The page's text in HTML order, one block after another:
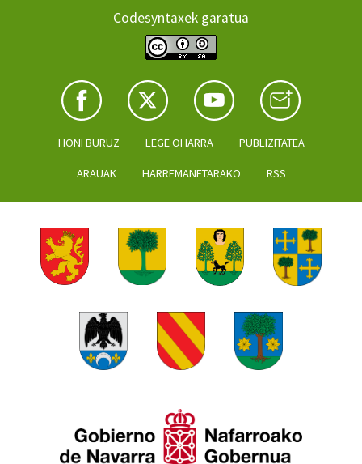
Codesyntaxek garatua
HONI BURUZ LEGE OHARRA PUBLIZITATEA
ARAUAK HARREMANETARAKO RSS